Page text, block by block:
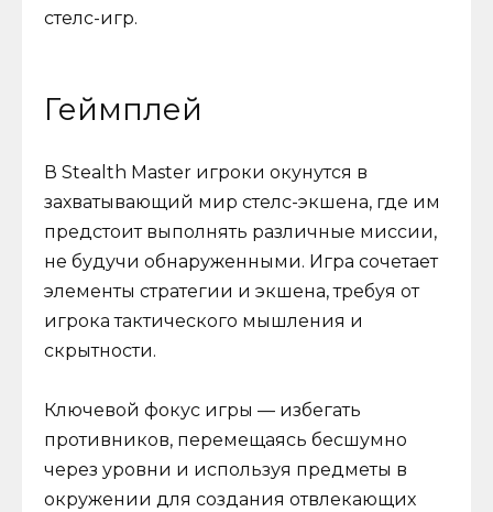
стелс-игр.
Геймплей
В Stealth Master игроки окунутся в
захватывающий мир стелс-экшена, где им
предстоит выполнять различные миссии,
не будучи обнаруженными. Игра сочетает
элементы стратегии и экшена, требуя от
игрока тактического мышления и
скрытности.
Ключевой фокус игры — избегать
противников, перемещаясь бесшумно
через уровни и используя предметы в
окружении для создания отвлекающих